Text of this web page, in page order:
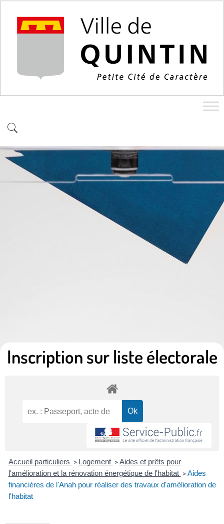
Inscription sur liste électorale
Accueil particuliers > Logement > Aides et prêts pour
l'amélioration et la rénovation énergétique de l'habitat > Aides
financières de l'Anah pour réaliser des travaux d'amélioration de
l'habitat